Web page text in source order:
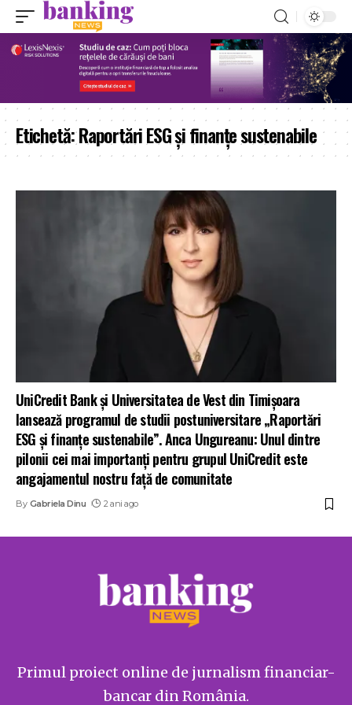
Etichetă:Raportări ESG și finanțe sustenabile
UniCredit Bank și Universitatea de Vest din Timișoara
lansează programul de studii postuniversitare „Raportări
ESG și finanțe sustenabile”. Anca Ungureanu: Unul dintre
pilonii cei mai importanți pentru grupul UniCredit este
angajamentul nostru față de comunitate
By Gabriela Dinu 2 ani ago
Primul proiect online de jurnalism financiar-
bancar din România.